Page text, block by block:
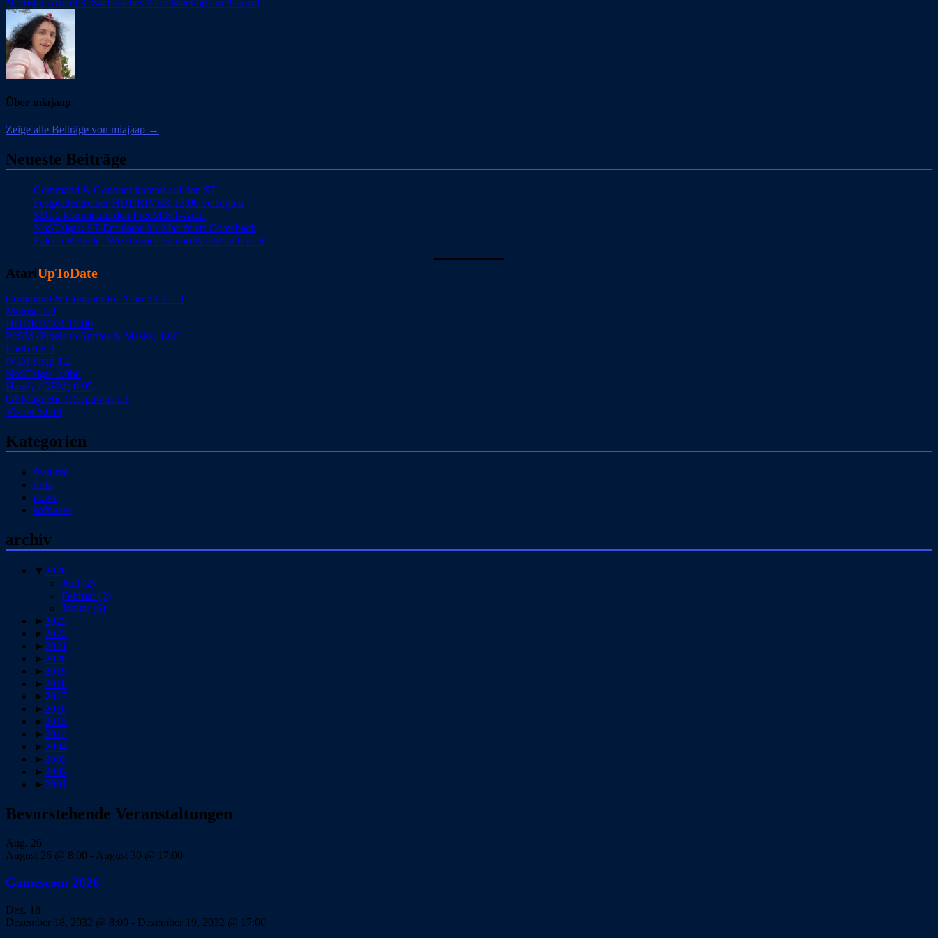
Über miajaap
Zeige alle Beiträge von miajaap →
Neueste Beiträge
Command & Conquer kommt auf den ST
Festplattentreiber HDDRIVER 13.00 verfügbar
SDL2 kommt auf den FreeMiNT-Atari
NoSTalgia: ST-Emulator für Mac feiert Comeback
Falcon Rebuild: Wizztronics Falcon-Nachbau bootet
AtariUpToDate
Command & Conquer for Atari ST 0.1.1
Motosu 1.0
HDDRIVER 13.00
P2SM (Pixels to Sprites & Masks) 1.6C
Forth 0.8.3
fVDI Snap 1.2
NoSTalgia 2.0b8
Handy (GEM) 0.95
GEMagnetic (Respawn) 1.1
Vision 5.0a0
Kategorien
featured
links
news
software
archiv
▼ 2026
Juni (2)
Februar(2)
Januar(6)
► 2025
► 2022
► 2021
► 2020
► 2019
► 2018
► 2017
► 2016
► 2015
► 2014
► 2004
► 2003
► 2002
► 2001
Bevorstehende Veranstaltungen
Aug. 26
August 26 @ 8:00 -August 30 @ 17:00
Gamescom 2026
Dez. 18
Dezember 18, 2032 @ 8:00 - Dezember 19, 2032 @ 17:00